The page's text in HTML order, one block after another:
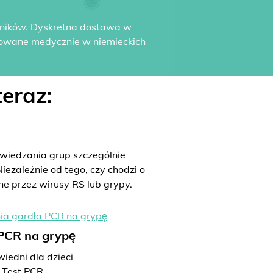
Dyskretna dostawa w
medycznie w niemieckich
grup szczególnie
od tego, czy chodzi o
przez wirusy RS lub grypy.
na grypę
dla dzieci